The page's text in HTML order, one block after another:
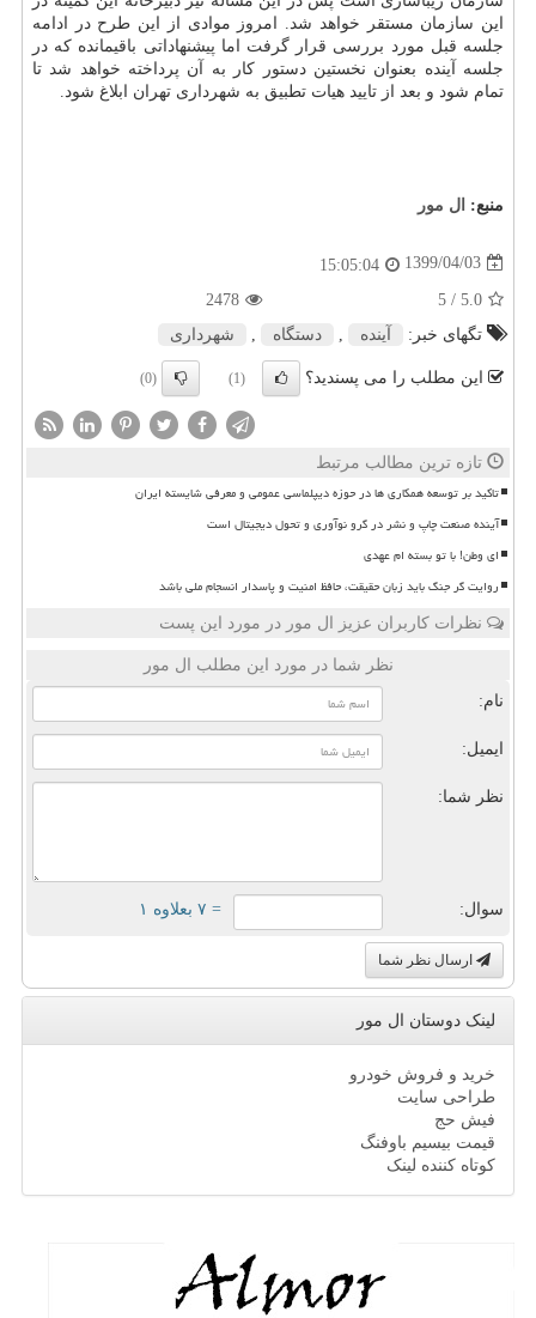
این سازمان مستقر خواهد شد. امروز موادی از این طرح در ادامه
جلسه قبل مورد بررسی قرار گرفت اما پیشنهاداتی باقیمانده که در
جلسه آینده بعنوان نخستین دستور کار به آن پرداخته خواهد شد تا
تمام شود و بعد از تایید هیات تطبیق به شهرداری تهران ابلاغ شود.
منبع: ال مور
1399/04/03
15:05:04
5.0
/ 5
2478
تگهای خبر:
آینده دستگاه شهرداری
این مطلب را می پسندید؟ (1)
(0)
تازه ترین مطالب مرتبط
تاکید بر توسعه همکاری ها در حوزه دیپلماسی عمومی و معرفی شایسته ایران
آینده صنعت چاپ و نشر در گرو نوآوری و تحول دیجیتال است
ای وطن! با تو بسته ام عهدی
روایت گر جنگ باید زبان حقیقت، حافظ امنیت و پاسدار انسجام ملی باشد
نظرات کاربران عزیز ال مور در مورد این پست
نظر شما در مورد این مطلب ال مور
نام:
ایمیل:
نظر شما:
سوال: = ۷ بعلاوه ۱
ارسال نظر شما
لینک دوستان ال مور
خرید و فروش خودرو
طراحی سایت
فیش حج
قیمت بیسیم باوفنگ
کوتاه کننده لینک